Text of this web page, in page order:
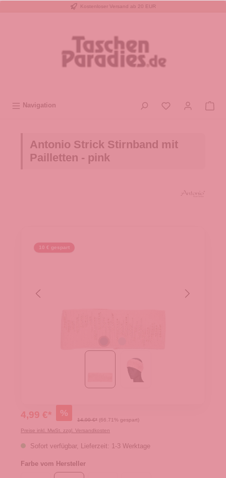
Kostenloser Versand ab 20 EUR
Navigation
Antonio Strick Stirnband mit
Pailletten - pink
10 € gespart
4,99 €* %
14,99 €* (66.71% gespart)
Preise inkl. MwSt. zzgl. Versandkosten
Sofort verfügbar, Lieferzeit: 1-3 Werktage
Farbe vom Hersteller